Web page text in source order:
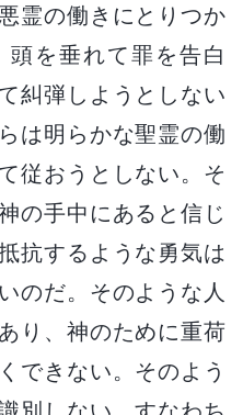
霊の働きにとりつか
を垂れて罪を告白
糾弾しようとしない
は明らかな聖霊の働
従おうとしない。そ
の手中にあると信じ
抗するような勇気は
のだ。そのような人
り、神のために重荷
できない。そのよう